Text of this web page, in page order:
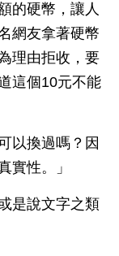
的硬幣，讓人
網友拿著硬幣
理由拒收，要
這個10元不能
以換過嗎？因
實性。」
是說文字之類